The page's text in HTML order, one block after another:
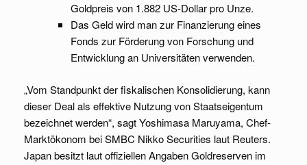
Goldpreis von 1.882 US-Dollar pro Unze.
Das Geld wird man zur Finanzierung eines
Fonds zur Förderung von Forschung und
Entwicklung an Universitäten verwenden.
„Vom Standpunkt der fiskalischen Konsolidierung, kann
dieser Deal als effektive Nutzung von Staatseigentum
bezeichnet werden“, sagt Yoshimasa Maruyama, Chef-
Marktökonom bei SMBC Nikko Securities laut Reuters.
Japan besitzt laut offiziellen Angaben Goldreserven im